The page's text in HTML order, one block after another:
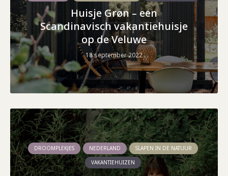
Huisje Grøn – een
Scandinavisch vakantiehuisje
op de Veluwe
18 september 2022
DROOMPLEKJES NEDERLAND
SLAPEN IN DE NATUUR
VAKANTIEHUIZEN